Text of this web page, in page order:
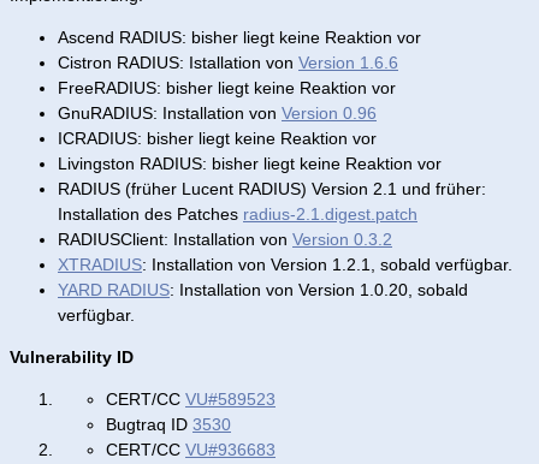
Ascend RADIUS: bisher liegt keine Reaktion vor
Cistron RADIUS: Istallation von Version 1.6.6
FreeRADIUS: bisher liegt keine Reaktion vor
GnuRADIUS: Installation von Version 0.96
ICRADIUS: bisher liegt keine Reaktion vor
Livingston RADIUS: bisher liegt keine Reaktion vor
RADIUS (früher Lucent RADIUS) Version 2.1 und früher:
Installation des Patches radius-2.1.digest.patch
RADIUSClient: Installation von Version 0.3.2
XTRADIUS: Installation von Version 1.2.1, sobald verfügbar.
YARD RADIUS: Installation von Version 1.0.20, sobald
verfügbar.
Vulnerability ID
CERT/CC VU#589523
Bugtraq ID 3530
CERT/CC VU#936683